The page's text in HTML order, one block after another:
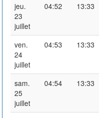
jeu.
23
juillet
04:52 13:33
ven.
24
juillet
04:53 13:33
sam.
25
juillet
04:54 13:33